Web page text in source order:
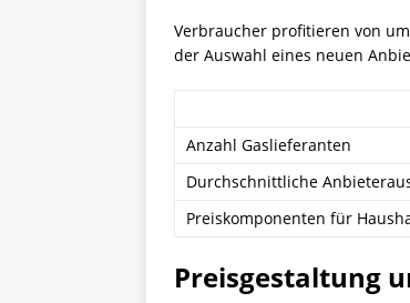
Verbraucher profitieren von
der Auswahl eines neuen
Anzahl Gaslieferanten
Durchschnittliche
Preiskomponenten für
Preisgestaltung